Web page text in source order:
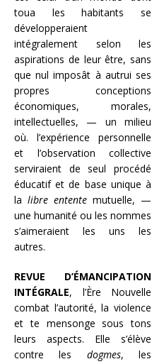
toua les habitants se
développeraient
intégralement selon les
aspirations de leur être, sans
que nul imposât à autrui ses
propres conceptions
économiques, morales,
intellectuelles, — un milieu
où. l’expérience personnelle
et l’observation collective
serviraient de seul procédé
éducatif et de base unique à
la libre entente mutuelle, —
une humanité ou les nommes
s’aimeraient les uns les
autres.
REVUE D’ÉMANCIPATION
INTÉGRALE, l’Ère Nouvelle
combat l’autorité, la violence
et te mensonge sous tons
leurs aspects. Elle s’élève
contre les dogmes, les